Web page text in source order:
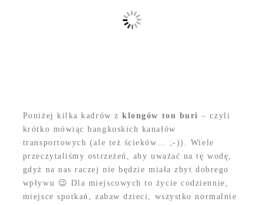
Poniżej kilka kadrów zklongów ton buri – czyli
krótko mówiąc bangkoskich kanałów
transportowych (ale też ścieków… ;-)). Wiele
przeczytaliśmy ostrzeżeń, aby uważać na tę wodę,
gdyż na nas raczej nie będzie miała zbyt dobrego
wpływu 😉 Dla miejscowych to życie codziennie,
miejsce spotkań, zabaw dzieci, wszystko normalnie